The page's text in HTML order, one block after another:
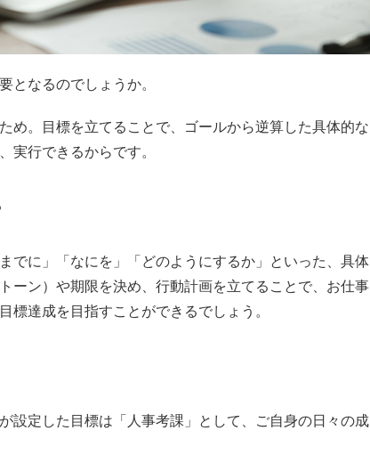
となるのでしょうか。
め。目標を立てることで、ゴールから逆算した具体的な
実行できるからです。
でに」「なにを」「どのようにするか」といった、具体
ーン）や期限を決め、行動計画を立てることで、お仕事
標達成を目指すことができるでしょう。
設定した目標は「人事考課」として、ご自身の日々の成